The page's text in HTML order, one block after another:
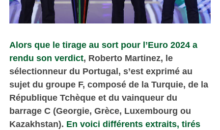
Alors que le tirage au sort pour l’Euro 2024 a
rendu son verdict, Roberto Martinez, le
sélectionneur du Portugal, s’est exprimé au
sujet du groupe F, composé de la Turquie, de la
République Tchèque et du vainqueur du
barrage C (Georgie, Grèce, Luxembourg ou
Kazakhstan). En voici différents extraits, tirés